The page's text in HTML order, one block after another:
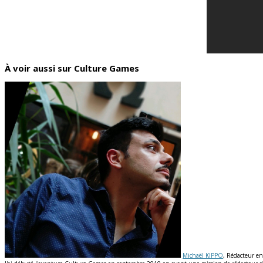
À voir aussi sur Culture Games
Michaël KIPPO, Rédacteur